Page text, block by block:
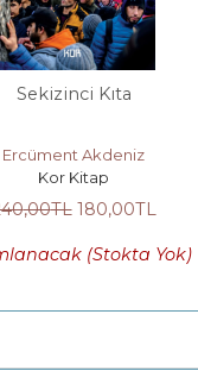
Sekizinci Kıta
Ercüment Akdeniz
Kor Kitap
,00TL 180,00TL
(Stokta Yok)